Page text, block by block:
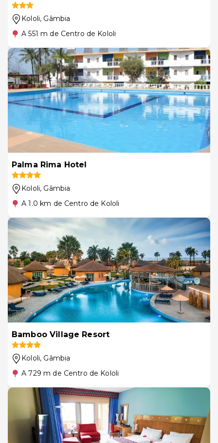
Kololi, Gâmbia
A 551 m de Centro de Kololi
Palma Rima Hotel
Kololi, Gâmbia
A 1.0 km de Centro de Kololi
Bamboo Village Resort
Kololi, Gâmbia
A 729 m de Centro de Kololi